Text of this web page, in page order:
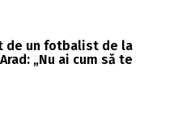
de un fotbalist de la
„Nu ai cum să te